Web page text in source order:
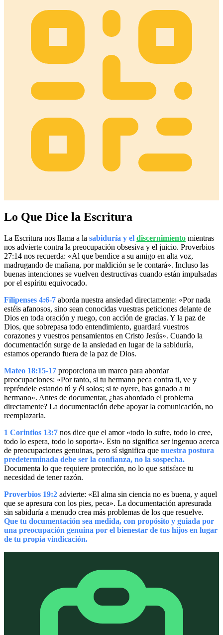
Lo Que Dice la Escritura
La Escritura nos llama a la sabiduría y el discernimiento mientras
nos advierte contra la preocupación obsesiva y el juicio. Proverbios
27:14 nos recuerda: «Al que bendice a su amigo en alta voz,
madrugando de mañana, por maldición se le contará». Incluso las
buenas intenciones se vuelven destructivas cuando están impulsadas
por el espíritu equivocado.
Filipenses 4:6-7 aborda nuestra ansiedad directamente: «Por nada
estéis afanosos, sino sean conocidas vuestras peticiones delante de
Dios en toda oración y ruego, con acción de gracias. Y la paz de
Dios, que sobrepasa todo entendimiento, guardará vuestros
corazones y vuestros pensamientos en Cristo Jesús». Cuando la
documentación surge de la ansiedad en lugar de la sabiduría,
estamos operando fuera de la paz de Dios.
Mateo 18:15-17 proporciona un marco para abordar
preocupaciones: «Por tanto, si tu hermano peca contra ti, ve y
repréndele estando tú y él solos; si te oyere, has ganado a tu
hermano». Antes de documentar, ¿has abordado el problema
directamente? La documentación debe apoyar la comunicación, no
reemplazarla.
1 Corintios 13:7 nos dice que el amor «todo lo sufre, todo lo cree,
todo lo espera, todo lo soporta». Esto no significa ser ingenuo acerca
de preocupaciones genuinas, pero sí significa que nuestra postura
predeterminada debe ser la confianza, no la sospecha.
Documenta lo que requiere protección, no lo que satisface tu
necesidad de tener razón.
Proverbios 19:2 advierte: «El alma sin ciencia no es buena, y aquel
que se apresura con los pies, peca». La documentación apresurada
sin sabiduría a menudo crea más problemas de los que resuelve.
Que tu documentación sea medida, con propósito y guiada por
una preocupación genuina por el bienestar de tus hijos en lugar
de tu propia vindicación.